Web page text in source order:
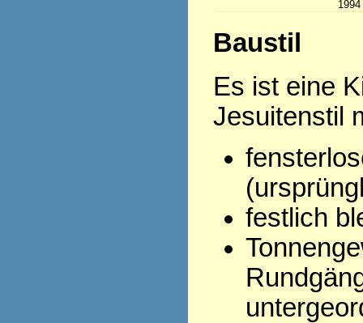
1994
Baustil
Es ist eine
Jesuitenstil
festlich